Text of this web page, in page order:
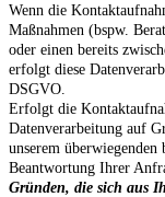
Wenn die
Maßnahmen (bspw.
oder einen bereits
erfolgt diese
DSGVO.
Erfolgt die
Datenverarbeitung auf
unserem überwiegenden
Beantwortung Ihrer
Gründen, die sich aus